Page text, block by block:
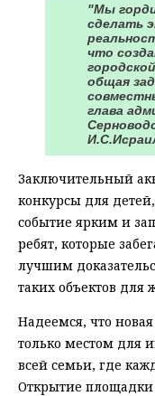
"Мы
сделать
что
общая
глава
Заключительный
конкурсы для
событие ярким и
ребят, которые
лучшим
таких объектов для
Надеемся, что
только местом для
всей семьи, где
Открытие площадки